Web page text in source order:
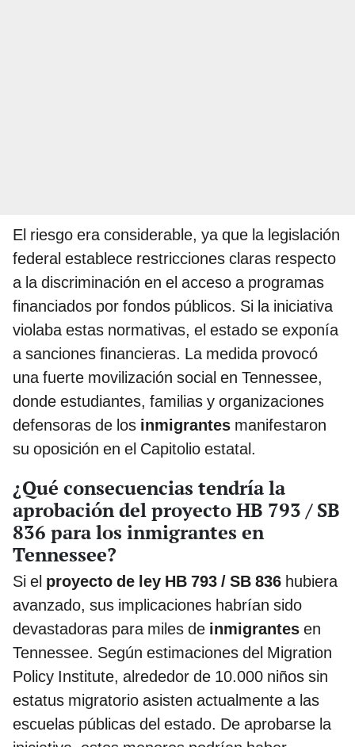
El riesgo era considerable, ya que la legislación
federal establece restricciones claras respecto
a la discriminación en el acceso a programas
financiados por fondos públicos. Si la iniciativa
violaba estas normativas, el estado se exponía
a sanciones financieras. La medida provocó
una fuerte movilización social en Tennessee,
donde estudiantes, familias y organizaciones
defensoras de los inmigrantes manifestaron
su oposición en el Capitolio estatal.
¿Qué consecuencias tendría la
aprobación del proyecto HB 793 / SB
836 para los inmigrantes en
Tennessee?
Si el proyecto de ley HB 793 / SB 836 hubiera
avanzado, sus implicaciones habrían sido
devastadoras para miles de inmigrantes en
Tennessee. Según estimaciones del Migration
Policy Institute, alrededor de 10.000 niños sin
estatus migratorio asisten actualmente a las
escuelas públicas del estado. De aprobarse la